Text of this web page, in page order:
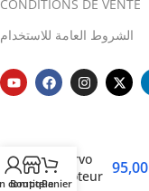
CONDITIONS DE VENTE
الشروط العامة للاستخدام
compte
BoutiquePanier
Servo
Moteur 95,00